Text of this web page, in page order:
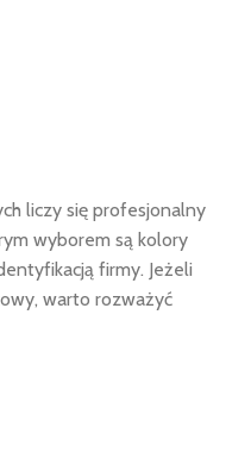
liczy się profesjonalny
wyborem są kolory
firmy. Jeżeli
warto rozważyć